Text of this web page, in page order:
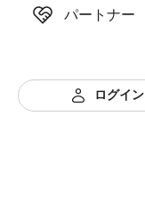
パートナー
ログイン